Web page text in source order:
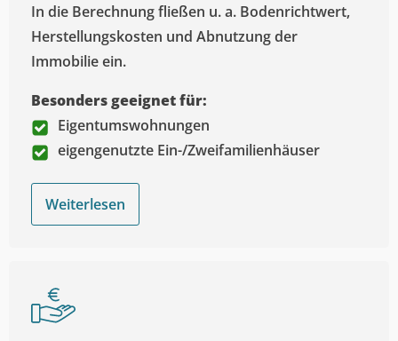
In die Berechnung fließen u. a. Bodenrichtwert,
Herstellungskosten und Abnutzung der
Immobilie ein.
Besonders geeignet für:
Eigentumswohnungen
eigengenutzte Ein-/Zweifamilienhäuser
Weiterlesen